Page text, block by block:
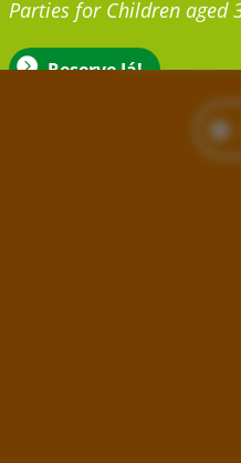
exclusivo, sala
muito mais
Parties for Children aged
Reserve Já!